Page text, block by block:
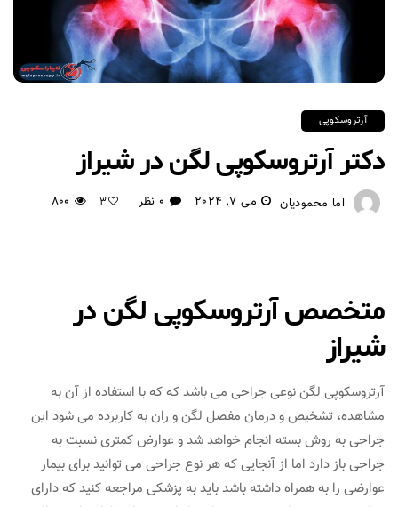
آرتروسکوپی
دکتر آرتروسکوپی لگن در شیراز
اما محمودیان می 7, 2024 0 نظر 3
800
متخصص آرتروسکوپی لگن در
شیراز
آرتروسکوپی لگن نوعی جراحی می باشد که که با استفاده از آن به
مشاهده، تشخیص و درمان مفصل لگن و ران به کاربرده می شود این
جراحی به روش بسته انجام خواهد شد و عوارض کمتری نسبت به
جراحی باز دارد اما از آنجایی که هر نوع جراحی می توانید برای بیمار
عوارضی را به همراه داشته باشد باید به پزشکی مراجعه کنید که دارای